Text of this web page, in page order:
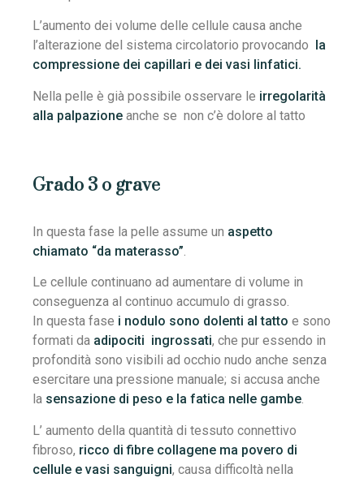
L’aumento dei volume delle cellule causa anche
l’alterazione del sistema circolatorio provocando
la
compressione dei capillari e dei vasi linfatici.
Nella pelle è già possibile osservare le irregolarità
alla palpazione anche se non c’è dolore al tatto
Grado 3 o grave
In questa fase la pelle assume un aspetto
chiamato “da materasso”.
Le cellule continuano ad aumentare di volume in
conseguenza al continuo accumulo di grasso.
In questa fase i nodulo sono dolenti al tatto e sono
formati da adipociti ingrossati, che pur essendo in
profondità sono visibili ad occhio nudo anche senza
esercitare una pressione manuale; si accusa anche
la sensazione di peso e la fatica nelle gambe.
L’ aumento della quantità di tessuto connettivo
fibroso, ricco di fibre collagene ma povero di
cellule e vasi sanguigni, causa difficoltà nella